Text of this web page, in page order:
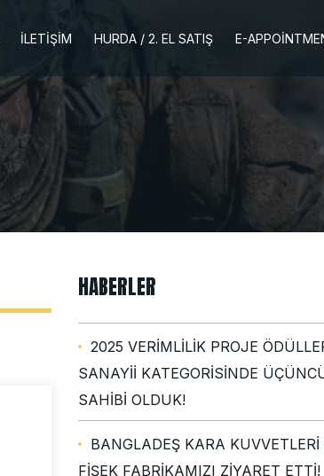
İLETİŞİM HURDA / 2. EL SATIŞ E-
HABERLER
2025 VERİMLİLİK PROJE
SANAYİİ KATEGORİSİNDE
SAHİBİ OLDUK!
BANGLADEŞ KARA
FİŞEK FABRİKAMIZI ZİYARET ETTİ!